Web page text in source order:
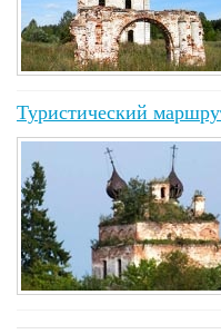
Туристический